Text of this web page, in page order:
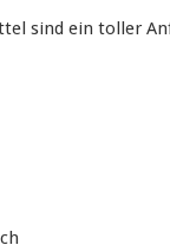
sind ein toller